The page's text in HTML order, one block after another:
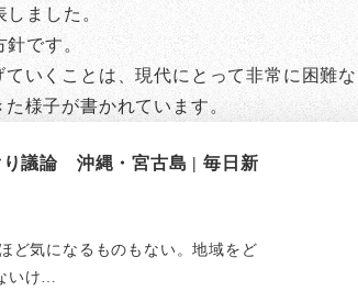
ました。
です。
いくことは、現代にとって非常に困難な
様子が書かれています。
議論 沖縄・宮古島 | 毎日新
気になるものもない。地域をど
いけ…